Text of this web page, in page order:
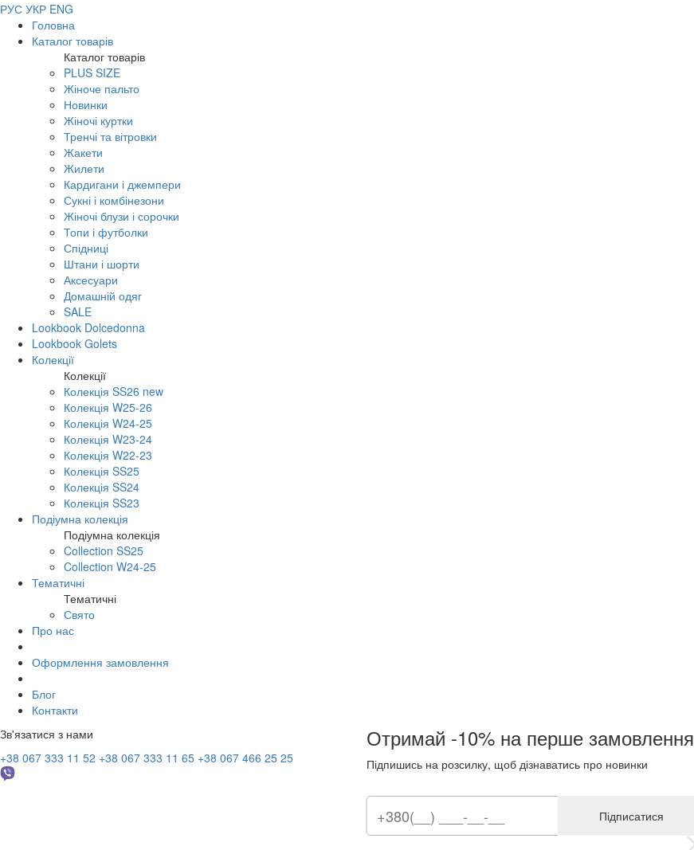
РУС УКР ENG
Головна
Каталог товарів
Каталог товарів
PLUS SIZE
Жіноче пальто
Новинки
Жіночі куртки
Тренчі та вітровки
Жакети
Жилети
Кардигани і джемпери
Сукні і комбінезони
Жіночі блузи і сорочки
Топи і футболки
Спідниці
Штани і шорти
Аксесуари
Домашній одяг
SALE
Lookbook Dolcedonna
Lookbook Golets
Колекції
Колекції
Колекція SS26 new
Колекція W25-26
Колекція W24-25
Колекція W23-24
Колекція W22-23
Колекція SS25
Колекція SS24
Колекція SS23
Подіумна колекція
Подіумна колекція
Collection SS25
Collection W24-25
Тематичні
Тематичні
Свято
Про нас
Оформлення замовлення
Блог
Контакти
Зв'язатися з нами
+38 067 333 11 52 +38 067 333 11 65 +38 067 466 25 25
Отримай -10% на перше замовлення
Підпишись на розсилку, щоб дізнаватись про новинки
Підписатися